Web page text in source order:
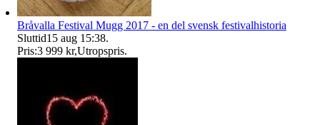
Bråvalla Festival Mugg 2017 - en del svensk festivalhistoria
Sluttid15 aug 15:38.
Pris:3 999 kr,Utropspris.